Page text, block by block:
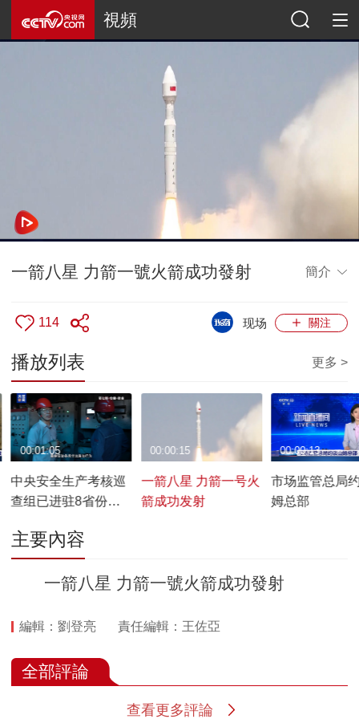
視頻
一箭八星 力箭一號火箭成功發射 簡介
114 關注
现场
播放列表 更多 >
中央安全生产考核巡
查组已进驻8省份明
00:01:05
一箭八星 力箭一号火
箭成功发射
00:00:15
市场监管总局
姆总部
00:00:13
主要內容
一箭八星 力箭一號火箭成功發射
編輯：劉登亮 責任編輯：王佐亞
全部評論
查看更多評論